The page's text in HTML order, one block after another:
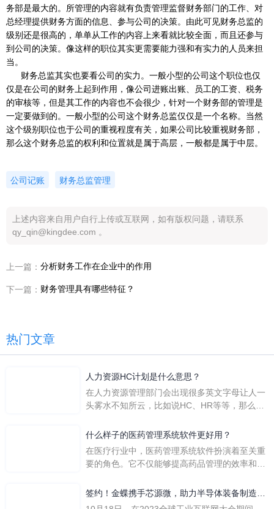
务部是最大的。所管理的内容就有负责管理监督财务部门的工作、对
总经理提供财务方面的信息、参与公司的决策。由此可见财务总监的
级别还是很高的，单单从工作的内容上来看就比较全面，而且还参与
到公司的决策。像这样的职位其实更需要能力强和有实力的人员来担
当。
财务总监其实也要看公司的实力。一般小型的公司这个职位也仅
仅是在公司的财务上起到作用，像公司进账出账、员工的工资、税务
的审核等，但是其工作的内容也不会很少，针对一个财务部的管理是
一定要做到的。一般小型的公司这个财务总监仅仅是一个名称。当然
这个级别职位也于公司的重视程度有关，如果公司比较重视财务部，
那么这个财务总监的权利和位置就是属于高层，一般都是属于中层。
公司记账 财务总监管理
上述内容来自用户自行上传或互联网，如有版权问题，请联系
qy_qin@kingdee.com 。
上一篇： 分析财务工作在企业中的作用
下一篇： 财务管理具有哪些特征？
热门文章
人力资源HC计划是什么意思？
在人力资源管理部门会出现很多英文字母让人一
头雾水不知所云，比如说HC、HR等等，那么它
么呢？
什么样子的医药管理系统软件更好用？
在医疗行业中，医药管理系统软件扮演着至关重
要的角色。它不仅能够提高药品管理的效率和准
一个好用的医药管理系统软件应具备以下特点。
签约！金蝶携手芯源微，助力半导体装备制造领
先企业迈向世界